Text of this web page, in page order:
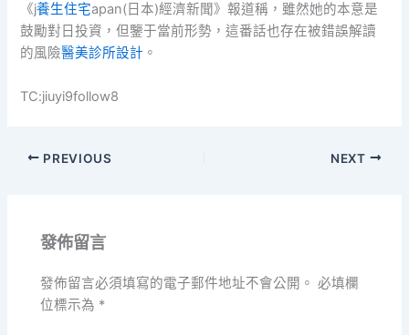
《j養生住宅apan(日本)經濟新聞》報道稱，雖然她的本意是
鼓勵對日投資，但鑒于當前形勢，這番話也存在被錯誤解讀
的風險醫美診所設計 。
TC:jiuyi9follow8
PREVIOUS NEXT
發佈留言
發佈留言必須填寫的電子郵件地址不會公開。 必填欄
位標示為 *